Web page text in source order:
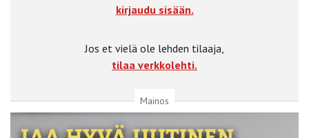
kirjaudu sisään.
Jos et vielä ole lehden tilaaja,
tilaa verkkolehti.
Mainos